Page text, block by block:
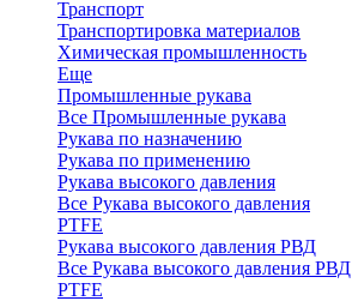
Транспорт
Транспортировка материалов
Химическая промышленность
Еще
Промышленные рукава
Все Промышленные рукава
Рукава по назначению
Рукава по применению
Рукава высокого давления
Все Рукава высокого давления
PTFE
Рукава высокого давления РВД
Все Рукава высокого давления РВД
PTFE